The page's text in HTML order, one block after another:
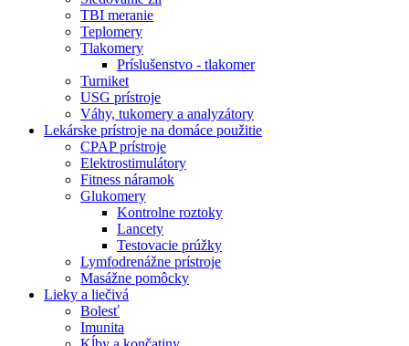
TBI meranie
Teplomery
Tlakomery
Príslušenstvo - tlakomer
Turniket
USG prístroje
Váhy, tukomery a analyzátory
Lekárske prístroje na domáce použitie
CPAP prístroje
Elektrostimulátory
Fitness náramok
Glukomery
Kontrolne roztoky
Lancety
Testovacie prúžky
Lymfodrenážne prístroje
Masážne pomôcky
Lieky a liečivá
Bolesť
Imunita